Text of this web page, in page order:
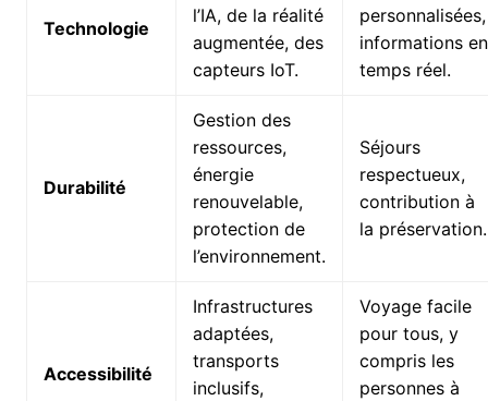
Technologie
l’IA, de la réalité
augmentée, des
capteurs IoT.
personnalisées,
informations en
temps réel.
Durabilité
Gestion des
ressources,
énergie
renouvelable,
protection de
l’environnement.
Séjours
respectueux,
contribution à
la préservation.
Accessibilité
Infrastructures
adaptées,
transports
inclusifs,
Voyage facile
pour tous, y
compris les
personnes à